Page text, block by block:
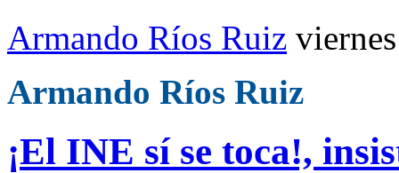
Armando Ríos Ruiz
Armando Ríos Ruiz
¡El INE sí se toca!,